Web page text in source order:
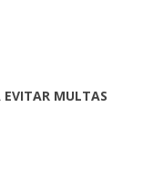
EVITAR MULTAS